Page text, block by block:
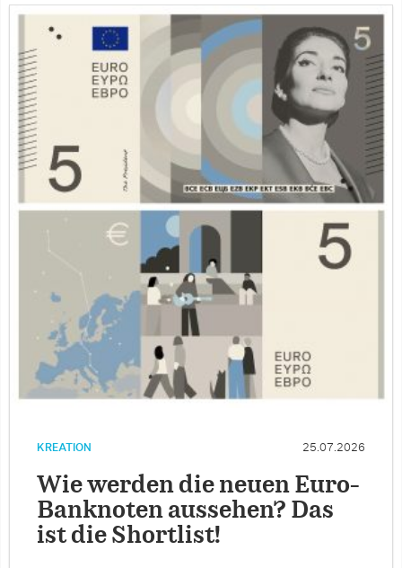
KREATION 25.07.2026
Wie werden die neuen Euro-
Banknoten aussehen? Das
ist die Shortlist!